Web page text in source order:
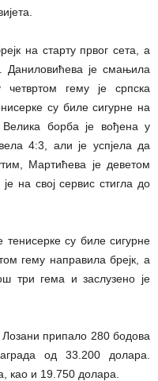
на старту првог сета, а
Даниловићева је смањила
гему је српска
су биле сигурне на
борба је вођена у
4:3, али је успјела да
Мартићева је деветом
на свој сервис стигла до
тенисерке су биле сигурне
гему направила брејк, а
три гема и заслузено је
Лозани припало 280 бодова
од 33.200 долара.
као и 19.750 долара.